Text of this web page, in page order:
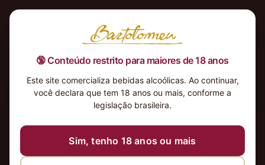
🔞 Conteúdo restrito para maiores de 18 anos
Este site comercializa bebidas alcoólicas. Ao continuar,
você declara que tem 18 anos ou mais, conforme a
legislação brasileira.
Sim, tenho 18 anos ou mais
Nenhum produto foi encontrado para a sua seleção.